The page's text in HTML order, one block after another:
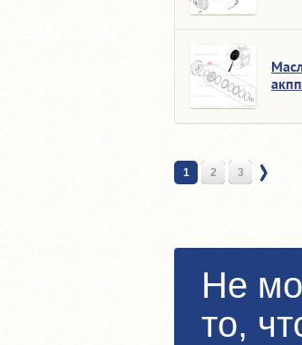
акпп
1 2 3
Не
то,